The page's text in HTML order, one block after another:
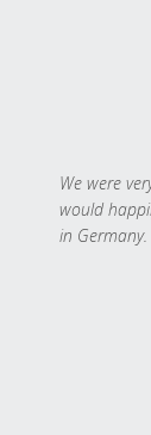
We were
would
in Germany.